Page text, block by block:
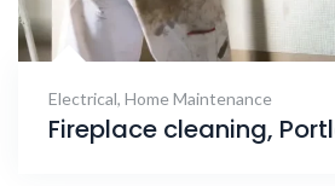
Electrical, Home Maintenance
Fireplace cleaning,